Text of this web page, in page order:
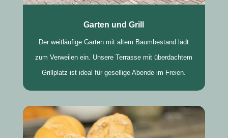
Garten und Grill
Der weitläufige Garten mit altem Baumbestand lädt
zum Verweilen ein. Unsere Terrasse mit überdachtem
Grillplatz ist ideal für gesellige Abende im Freien.